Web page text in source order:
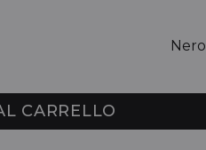
Nero
CARRELLO